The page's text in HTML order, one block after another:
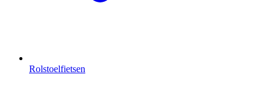
Rolstoelfietsen